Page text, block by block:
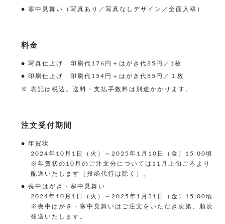
● 寒中見舞い（写真あり／写真なしデザイン／全面入稿）
料金
● 写真仕上げ 印刷代176円＋はがき代85円／1枚
● 印刷仕上げ 印刷代154円＋はがき代85円／１枚
※ 表記は税込。送料・支払手数料は別途かかります。
注文受付期間
● 年賀状
2024年10月1日（火）～2025年1月10日（金）15:00頃
※年賀状の10月のご注文分については11月上旬ごろより
配送いたします（投函代行は除く）。
● 喪中はがき・寒中見舞い
2024年10月1日（火）～2025年1月31日（金）15:00頃
※喪中はがき・寒中見舞いはご注文をいただき次第、順次
発送いたします。